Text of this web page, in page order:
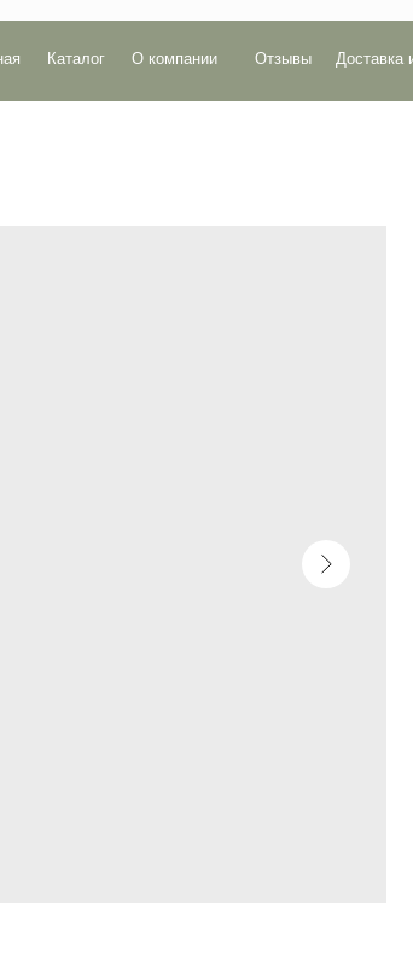
Доставка и оплата
Отзывы
О компании
Каталог